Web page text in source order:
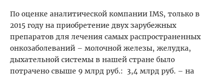
По оценке аналитической компании IMS, только в
2015 году на приобретение двух зарубежных
препаратов для лечения самых распространенных
онкозаболеваний – молочной железы, желудка,
дыхательной системы в нашей стране было
потрачено свыше 9 млрд руб.: 3,4 млрд руб. – на